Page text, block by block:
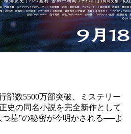
部数5500万部突破、ミステリー
史の同名小説を完全新作として
墓”の秘密が今明かされる──よ